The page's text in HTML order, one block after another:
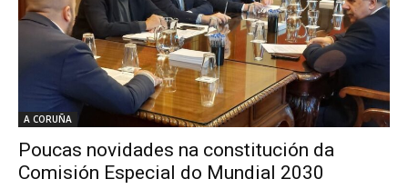
A CORUÑA
Poucas novidades na constitución da
Comisión Especial do Mundial 2030